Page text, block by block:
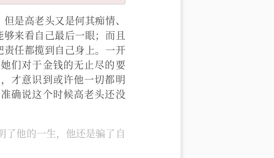
是高老头又是何其痴情、
来看自己最后一眼；而且
任都揽到自己身上。一开
们对于金钱的无止尽的要
才意识到或许他一切都明
确说这个时候高老头还没
了他的一生，他还是骗了自